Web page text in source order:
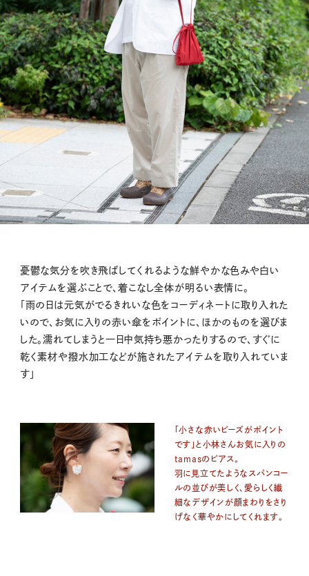
憂鬱な気分を吹き飛ばしてくれるような鮮やかな色みや白い
アイテムを選ぶことで、着こなし全体が明るい表情に。
「雨の日は元気がでるきれいな色をコーディネートに取り入れた
いので、お気に入りの赤い傘をポイントに、ほかのものを選びま
した。濡れてしまうと一日中気持ち悪かったりするので、すぐに
乾く素材や撥水加工などが施されたアイテムを取り入れていま
す」
「小さな赤いビーズがポイント
です」と小林さんお気に入りの
tamasのピアス。
羽に見立てたようなスパンコー
ルの並びが美しく、愛らしく繊
細なデザインが顔まわりをさり
げなく華やかにしてくれます。